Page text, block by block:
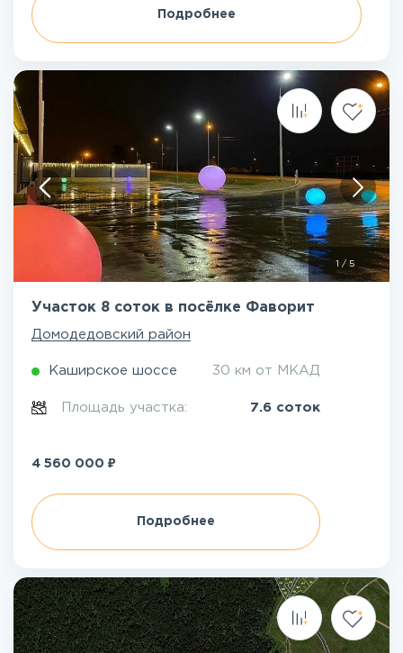
Подробнее
/ 5
Участок 8 соток в посёлке Фаворит
Домодедовский район
Каширское шоссе 30 км от МКАД
Площадь участка: 7.6 соток
4 560 000 ₽
Подробнее